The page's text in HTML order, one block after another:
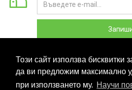
Този сайт използва бисквитки
да ви предложим максимално
при използването му. Научи
2026 COPYRIGHT © EFSA КОНТАКТЕН
ПРАВА ЗАПАЗЕНИ.